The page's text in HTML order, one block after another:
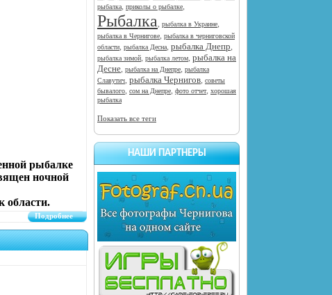
рыбалка, приколы о рыбалке,
Рыбалка, рыбалка в Украине,
рыбалка в Чернигове, рыбалка в черниговской
области, рыбалка Десна, рыбалка Днепр,
рыбалка зимой, рыбалка летом, рыбалка на
Десне, рыбалка на Днепре, рыбалка
Славутич, рыбалка Чернигов, советы
бывалого, сом на Днепре, фото отчет, хорошая
рыбалка
Показать все теги
НАШИ ПАРТНЕРЫ
рыбалке
ночной
области.
Подробнее